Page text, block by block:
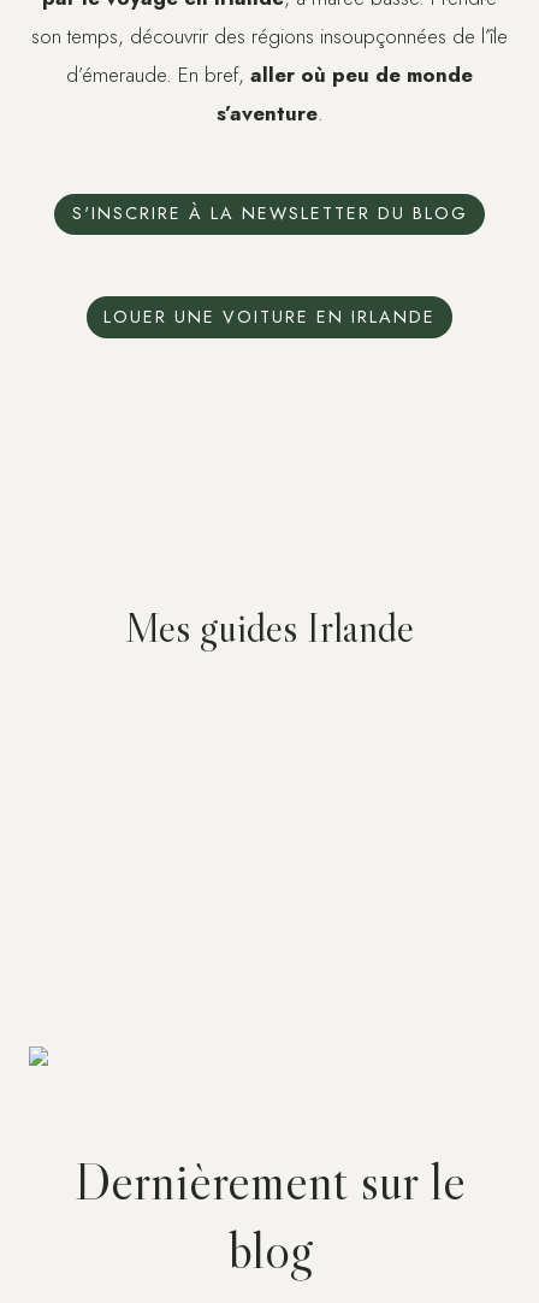
son temps, découvrir des régions insoupçonnées de l’île
d’émeraude. En bref, aller où peu de monde
s’aventure.
S'INSCRIRE À LA NEWSLETTER DU BLOG
LOUER UNE VOITURE EN IRLANDE
Mes guides Irlande
Dernièrement sur le
blog